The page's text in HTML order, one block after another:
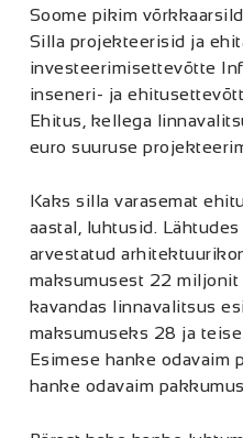
Soome pikim
Silla projekteerisid ja
investeerimisettevõtte
inseneri- ja
Ehitus, kellega
euro suuruse
Kaks silla varasemat
aastal, luhtusid.
arvestatud
maksumusest 22
kavandas linnavalitsus
maksumuseks 28 ja
Esimese hanke odavaim
hanke odavaim